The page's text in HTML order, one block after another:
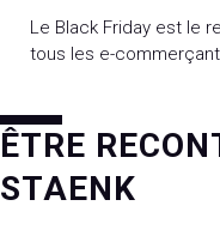
Le Black Friday est le
tous les e-
stocks et d’augmenter
de bénéficier de belles
(Réponse en bas de
ÊTRE
STAENK